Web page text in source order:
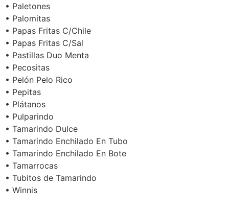
• Paletones
• Palomitas
• Papas Fritas C/Chile
• Papas Fritas C/Sal
• Pastillas Duo Menta
• Pecositas
• Pelón Pelo Rico
• Pepitas
• Plátanos
• Pulparindo
• Tamarindo Dulce
• Tamarindo Enchilado En Tubo
• Tamarindo Enchilado En Bote
• Tamarrocas
• Tubitos de Tamarindo
• Winnis